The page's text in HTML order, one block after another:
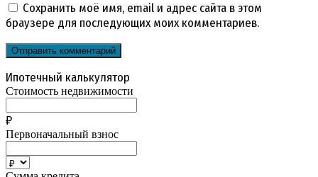
Сохранить моё имя, email и адрес сайта в этом
браузере для последующих моих комментариев.
Ипотечный калькулятор